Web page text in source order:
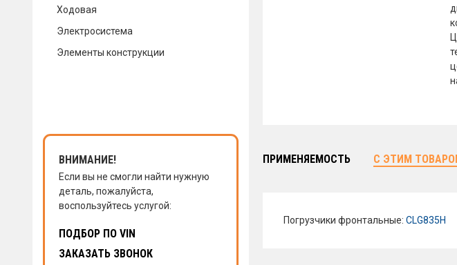
ЗАКАЗАТЬ ЗВОНОК
Ходовая
Электросистема
Элементы конструкции
ВНИМАНИЕ!
Если вы не смогли найти нужную
деталь, пожалуйста,
воспользуйтесь услугой:
ПОДБОР ПО VIN
ЗАКАЗАТЬ ЗВОНОК
ПРИМЕНЯЕМОСТЬ С ЭТИМ
Погрузчики фронтальные: CLG835H